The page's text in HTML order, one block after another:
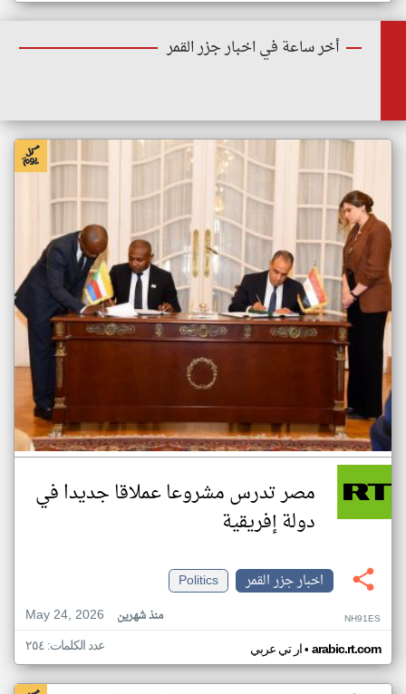
أخر ساعة في اخبار جزر القمر
مصر تدرس مشروعا عملاقا جديدا في
دولة إفريقية
اخبار جزر القمر
Politics
May 24, 2026
منذ شهرين NH91ES
ار تي عربي• arabic.rt.com عدد الكلمات: ٢٥٤